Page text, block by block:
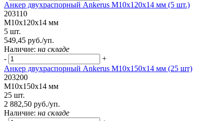
Анкер двухраспорный Ankerus М10х120х14 мм (5 шт.)
203110
М10х120х14 мм
5 шт.
549,45 руб./уп.
Наличие: на складе
-
+
Анкер двухраспорный Ankerus М10х150х14 мм (25 шт)
203200
М10х150х14 мм
25 шт.
2 882,50 руб./уп.
Наличие: на складе